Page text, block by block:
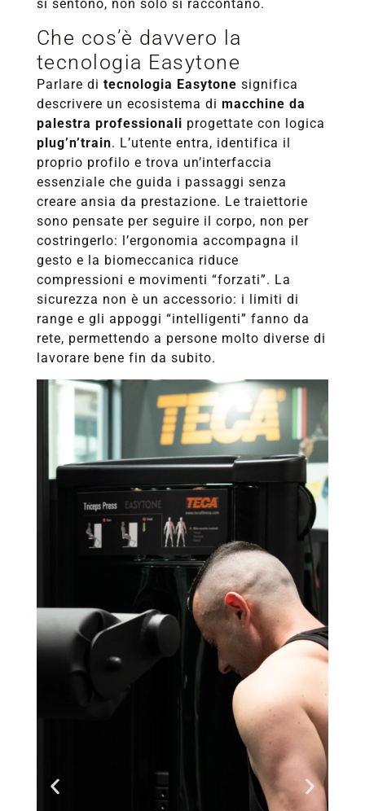
si sentono, non solo si raccontano.
Che cos’è davvero la
tecnologia Easytone
Parlare di tecnologia Easytone significa
descrivere un ecosistema di macchine da
palestra professionali progettate con logica
plug’n’train. L’utente entra, identifica il
proprio profilo e trova un’interfaccia
essenziale che guida i passaggi senza
creare ansia da prestazione. Le traiettorie
sono pensate per seguire il corpo, non per
costringerlo: l’ergonomia accompagna il
gesto e la biomeccanica riduce
compressioni e movimenti “forzati”. La
sicurezza non è un accessorio: i limiti di
range e gli appoggi “intelligenti” fanno da
rete, permettendo a persone molto diverse di
lavorare bene fin da subito.